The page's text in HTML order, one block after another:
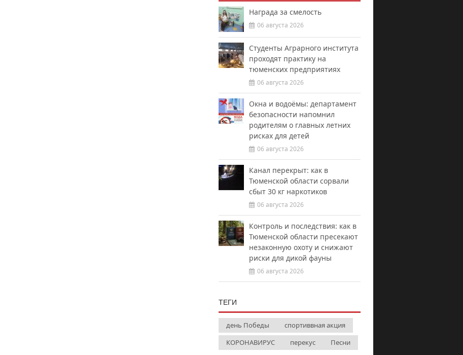
Награда за смелость
06 августа 2026
Студенты Аграрного института
проходят практику на
тюменских предприятиях
06 августа 2026
Окна и водоёмы: департамент
безопасности напомнил
родителям о главных летних
рисках для детей
06 августа 2026
Канал перекрыт: как в
Тюменской области сорвали
сбыт 30 кг наркотиков
06 августа 2026
Контроль и последствия: как в
Тюменской области пресекают
незаконную охоту и снижают
риски для дикой фауны
06 августа 2026
ТЕГИ
день Победы
спортиввная акция
КОРОНАВИРУС
перекус Песни